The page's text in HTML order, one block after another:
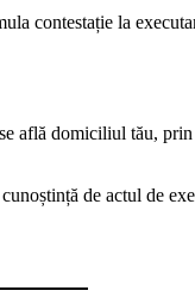
contestație la
domiciliul tău,
de actul de